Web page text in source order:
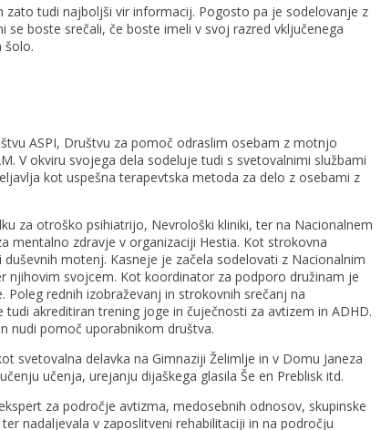
tudi najboljši vir informacij. Pogosto pa je sodelovanje z
boste srečali, če boste imeli v svoj razred vključenega
šolo.
ASPI, Društvu za pomoč odraslim osebam z motnjo
V okviru svojega dela sodeluje tudi s svetovalnimi službami
kot uspešna terapevtska metoda za delo z osebami z
za otroško psihiatrijo, Nevrološki kliniki, ter na Nacionalnem
mentalno zdravje v organizaciji Hestia. Kot strokovna
motenj. Kasneje je začela sodelovati z Nacionalnim
njihovim svojcem. Kot koordinator za podporo družinam je
rednih izobraževanj in strokovnih srečanj na
akreditiran trening joge in čuječnosti za avtizem in ADHD.
nudi pomoč uporabnikom društva.
svetovalna delavka na Gimnaziji Želimlje in v Domu Janeza
učenja, urejanju dijaškega glasila Še en Preblisk itd.
za področje avtizma, medosebnih odnosov, skupinske
nadaljevala v zaposlitveni rehabilitaciji in na področju